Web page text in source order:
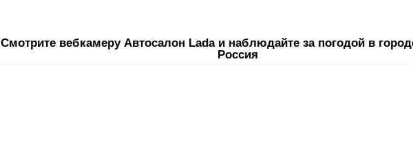
Смотрите вебкамеру Автосалон Lada и наблюдайте за погодой в
Россия